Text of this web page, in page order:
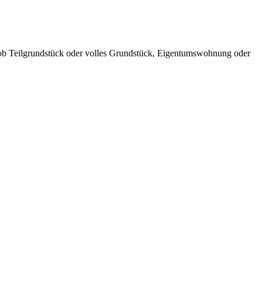
Teilgrundstück oder volles Grundstück, Eigentumswohnung oder